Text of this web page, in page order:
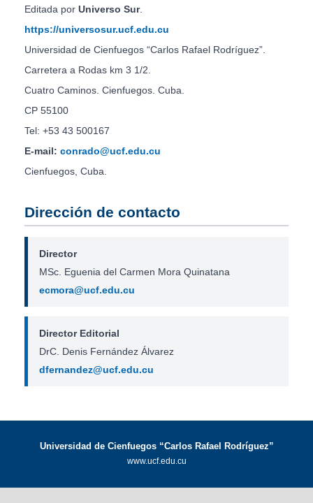
Editada por Universo Sur.
https://universosur.ucf.edu.cu
Universidad de Cienfuegos “Carlos Rafael Rodríguez”.
Carretera a Rodas km 3 1/2.
Cuatro Caminos. Cienfuegos. Cuba.
CP 55100
Tel: +53 43 500167
E-mail: conrado@ucf.edu.cu
Cienfuegos, Cuba.
Dirección de contacto
Director
MSc. Eguenia del Carmen Mora Quinatana
ecmora@ucf.edu.cu
Director Editorial
DrC. Denis Fernández Álvarez
dfernandez@ucf.edu.cu
Universidad de Cienfuegos “Carlos Rafael Rodríguez”
www.ucf.edu.cu